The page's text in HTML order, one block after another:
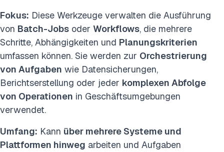
Fokus: Diese Werkzeuge verwalten die Ausführung
von Batch-Jobs oder Workflows, die mehrere
Schritte, Abhängigkeiten und Planungskriterien
umfassen können. Sie werden zur Orchestrierung
von Aufgaben wie Datensicherungen,
Berichtserstellung oder jeder komplexen Abfolge
von Operationen in Geschäftsumgebungen
verwendet.
Umfang: Kann über mehrere Systeme und
Plattformen hinweg arbeiten und Aufgaben